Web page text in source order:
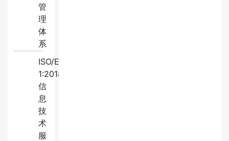
管
理
体
系
ISO/EC20000-
1:2018
信
息
技
术
服